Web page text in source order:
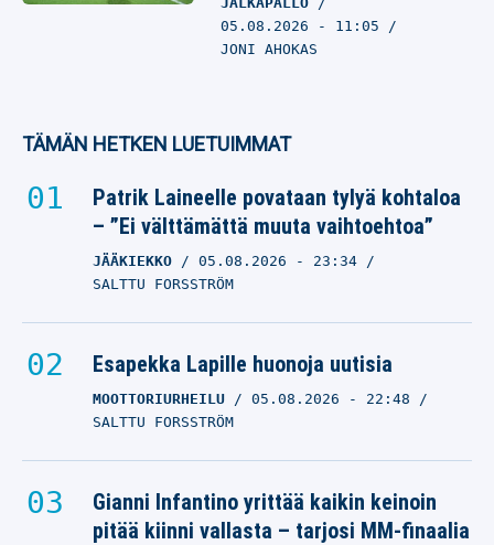
05.08.2026 - 11:05
JONI AHOKAS
TÄMÄN HETKEN LUETUIMMAT
Patrik Laineelle povataan tylyä kohtaloa
– ”Ei välttämättä muuta vaihtoehtoa”
JÄÄKIEKKO 05.08.2026 - 23:34
SALTTU FORSSTRÖM
Esapekka Lapille huonoja uutisia
MOOTTORIURHEILU 05.08.2026 - 22:48
SALTTU FORSSTRÖM
Gianni Infantino yrittää kaikin keinoin
pitää kiinni vallasta – tarjosi MM-finaalia